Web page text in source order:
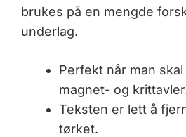
brukes på en mengde
underlag.
Perfekt når man
magnet- og
Teksten er lett å
tørket.